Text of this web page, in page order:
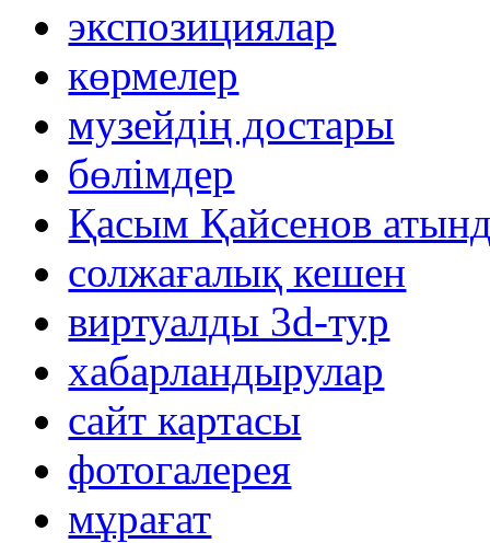
экспозициялар
көрмелер
музейдің достары
бөлімдер
Қасым Қайсенов
солжағалық кешен
виртуалды 3d-тур
xабарландырулар
сайт картасы
фотогалерея
мұрағат